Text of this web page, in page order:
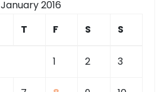
January 2016
T F S S
1 2 3